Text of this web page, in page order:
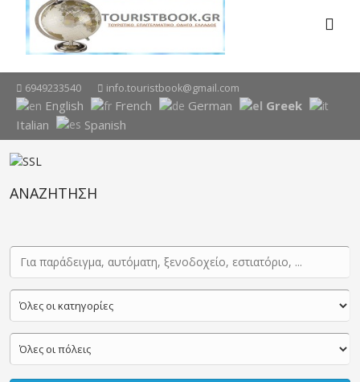
6949233540 info.touristbook@gmail.com
English French German
Greek
Italian
Spanish
ΑΝΑΖΗΤΗΣΗ